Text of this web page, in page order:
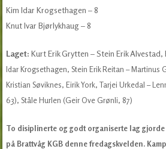
Kim Idar Krogsethagen – 8
Knut Ivar Bjørlykhaug – 8
Laget: Kurt Erik Grytten – Stein Erik
Idar Krogsethagen, Stein Erik Reitan – Martinus
Kristian Søviknes, Eirik York, Tarjei Urkedal –
63), Ståle Hurlen (Geir Ove Grønli, 87)
To disiplinerte og godt organiserte lag
på Brattvåg KGB denne fredagskvelden.